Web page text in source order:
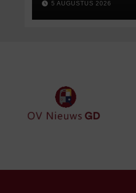
wijzigingen
5 AUGUSTUS 2026